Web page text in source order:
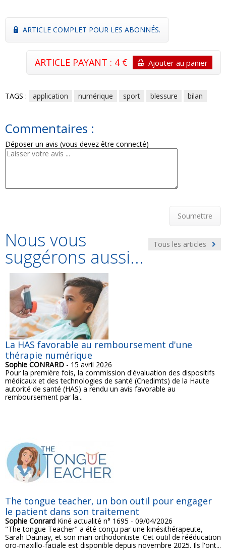
ARTICLE COMPLET POUR LES ABONNÉS.
ARTICLE PAYANT : 4 € Ajouter au panier
TAGS : application numérique sport blessure bilan
Commentaires :
Déposer un avis (vous devez être connecté)
Soumettre
Tous les articles
Nous vous
suggérons aussi...
La HAS favorable au remboursement d'une
thérapie numérique
Sophie CONRARD - 15 avril 2026
Pour la première fois, la commission d'évaluation des dispositifs
médicaux et des technologies de santé (Cnedimts) de la Haute
autorité de santé (HAS) a rendu un avis favorable au
remboursement par la...
The tongue teacher, un bon outil pour engager
le patient dans son traitement
Sophie Conrard Kiné actualité n° 1695 - 09/04/2026
"The tongue Teacher" a été conçu par une kinésithérapeute,
Sarah Daunay, et son mari orthodontiste. Cet outil de rééducation
oro-maxillo-faciale est disponible depuis novembre 2025. Ils l'ont...